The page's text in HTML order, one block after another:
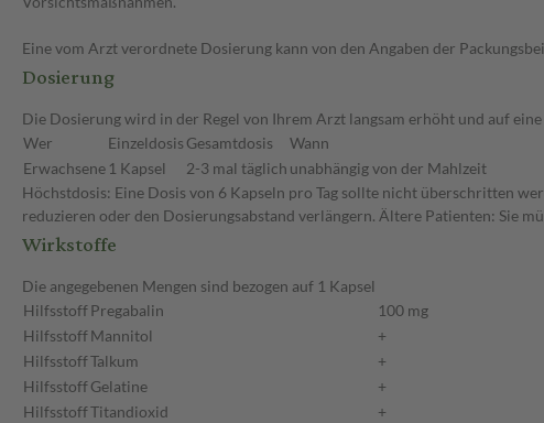
Eine vom Arzt verordnete Dosierung kann von den Angaben der
Dosierung
Die Dosierung wird in der Regel von Ihrem Arzt langsam erhöht und auf
Wer
Einzeldosis Gesamtdosis
Wann
Erwachsene 1 Kapsel 2-3 mal täglich unabhängig von der Mahlzeit
Höchstdosis: Eine Dosis von 6 Kapseln pro Tag sollte nicht überschritten
reduzieren oder den Dosierungsabstand verlängern. Ältere Patienten: Sie
Wirkstoffe
Die angegebenen Mengen sind bezogen auf 1 Kapsel
HilfsstoffPregabalin
100 mg
HilfsstoffMannitol
+
HilfsstoffTalkum
+
HilfsstoffGelatine
+
HilfsstoffTitandioxid
+